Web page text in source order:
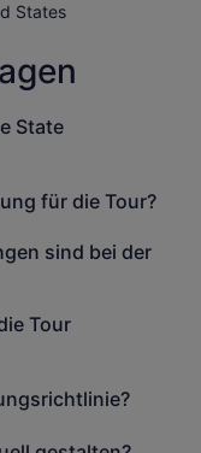
States
State
für die Tour?
sind bei der
Tour